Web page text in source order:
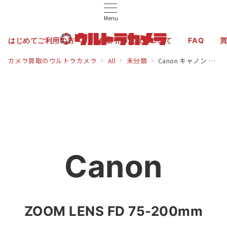
Menu
はじめてご利用の方へ お取引の流れについて FAQ
カメラ買取のウルトラカメラ All 未分類 Canon キャノン ZOOM LENS FD 75-200mm F4.5 レンズ
Canon
ZOOM LENS FD 75-200mm